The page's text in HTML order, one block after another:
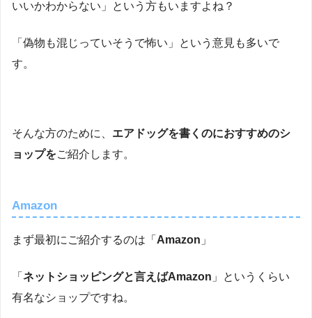
いいかわからない」という方もいますよね？
「偽物も混じっていそうで怖い」という意見も多いで
す。
そんな方のために、 エアドッグを書くのにおすすめのシ
ョップをご紹介します。
Amazon
まず最初にご紹介するのは「 Amazon 」
「 ネットショッピングと言えばAmazon 」というくらい
有名なショップですね。